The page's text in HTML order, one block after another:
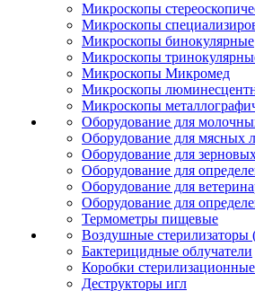
Микроскопы
Микроскопы
Микроскопы бинокулярные
Микроскопы
Микроскопы Микромед
Микроскопы
Микроскопы
Оборудование для
Оборудование для мясных
Оборудование для
Оборудование для
Оборудование для
Оборудование для
Термометры пищевые
Воздушные стерилизаторы
Бактерицидные облучатели
Коробки стерилизационные
Деструкторы игл